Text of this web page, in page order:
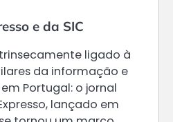
e da SIC
ligado à
da informação e
Portugal: o jornal
lançado em